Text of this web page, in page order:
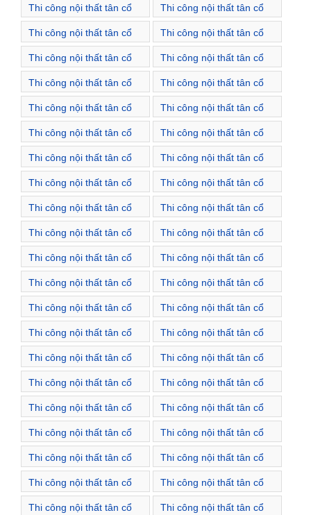
Thi công nội thất tân cổ
điển Xã Xuân Dương
Thi công nội thất tân cổ
điển Xã Đỗ Động
Thi công nội thất tân cổ
điển Thị trấn Sóc Sơn
Thi công nội thất tân cổ
điển Xã Bắc Phú
Thi công nội thất tân cổ
điển Xã Bắc Sơn
Thi công nội thất tân cổ
điển Xã Hồng Kỳ
Thi công nội thất tân cổ
điển Xã Hiền Ninh
Thi công nội thất tân cổ
điển Xã Kim Lũ
Thi công nội thất tân cổ
điển Xã Mai Đình
Thi công nội thất tân cổ
điển Xã Minh Phú
Thi công nội thất tân cổ
điển Xã Minh Trí
Thi công nội thất tân cổ
điển Xã Nam Sơn
Thi công nội thất tân cổ
điển Xã Phù Lỗ
Thi công nội thất tân cổ
điển Xã Phù Linh
Thi công nội thất tân cổ
điển Xã Phú Cường
Thi công nội thất tân cổ
điển Xã Phú Minh
Thi công nội thất tân cổ
điển Xã Quang Tiến
Thi công nội thất tân cổ
điển Xã Tân Dân
Thi công nội thất tân cổ
điển Xã Tân Hưng
Thi công nội thất tân cổ
điển Xã Tân Minh
Thi công nội thất tân cổ
điển Xã Thanh Xuân
Thi công nội thất tân cổ
điển Xã Tiên Dược
Thi công nội thất tân cổ
điển Xã Trung Giã
Thi công nội thất tân cổ
điển Xã Việt Long
Thi công nội thất tân cổ
điển Xã Xuân Giang
Thi công nội thất tân cổ
điển Xã Xuân Thu
Thi công nội thất tân cổ
điển Xã Đông Xuân
Thi công nội thất tân cổ
điển Xã Đức Hòa
Thi công nội thất tân cổ
điển Thị trấn Quốc Oai
Thi công nội thất tân cổ
điển Xã Cấn Hữu
Thi công nội thất tân cổ
điển Xã Cộng Hoà
Thi công nội thất tân cổ
điển Xã Hoà Thạch
Thi công nội thất tân cổ
điển Xã Liệp Tuyết
Thi công nội thất tân cổ
điển Xã Ngọc Liệp
Thi công nội thất tân cổ
điển Xã Ngọc Mỹ
Thi công nội thất tân cổ
điển Xã Nghĩa Hương
Thi công nội thất tân cổ
điển Xã Phú Cát
Thi công nội thất tân cổ
điển Xã Phú Mãn
Thi công nội thất tân cổ
điển Xã Phượng Cách
Thi công nội thất tân cổ
điển Xã Sài Sơn
Thi công nội thất tân cổ
Thi công nội thất tân cổ